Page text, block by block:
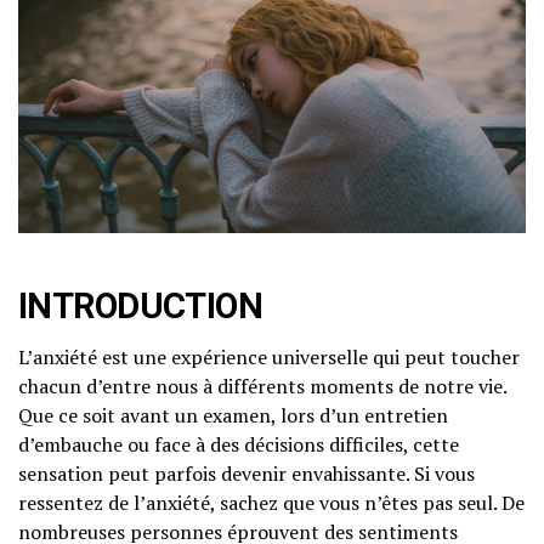
INTRODUCTION
L’anxiété est une expérience universelle qui peut toucher
chacun d’entre nous à différents moments de notre vie.
Que ce soit avant un examen, lors d’un entretien
d’embauche ou face à des décisions difficiles, cette
sensation peut parfois devenir envahissante. Si vous
ressentez de l’anxiété, sachez que vous n’êtes pas seul. De
nombreuses personnes éprouvent des sentiments